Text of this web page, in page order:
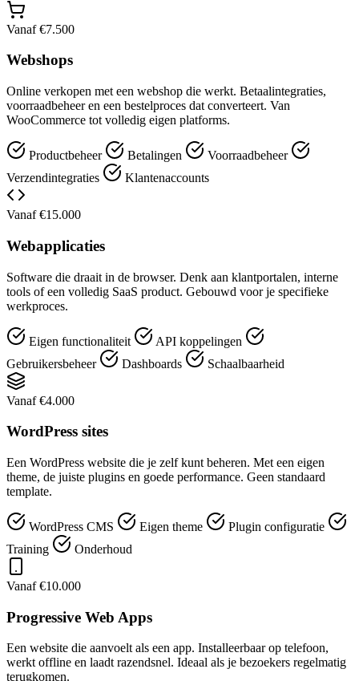
Vanaf €7.500
Webshops
Online verkopen met een webshop die werkt. Betaalintegraties,
voorraadbeheer en een bestelproces dat converteert. Van
WooCommerce tot volledig eigen platforms.
Productbeheer Betalingen
Voorraadbeheer
Verzendintegraties
Klantenaccounts
Vanaf €15.000
Webapplicaties
Software die draait in de browser. Denk aan klantportalen, interne
tools of een volledig SaaS product. Gebouwd voor je specifieke
werkproces.
Eigen functionaliteit
API koppelingen
Gebruikersbeheer
Dashboards Schaalbaarheid
Vanaf €4.000
WordPress sites
Een WordPress website die je zelf kunt beheren. Met een eigen
theme, de juiste plugins en goede performance. Geen standaard
template.
WordPress CMS Eigen theme
Plugin configuratie
Training
Onderhoud
Vanaf €10.000
Progressive Web Apps
Een website die aanvoelt als een app. Installeerbaar op telefoon,
werkt offline en laadt razendsnel. Ideaal als je bezoekers regelmatig
terugkomen.